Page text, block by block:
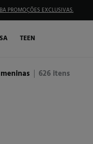
PROMOÇÕES EXCLUSIVAS.
TEEN
626 itens